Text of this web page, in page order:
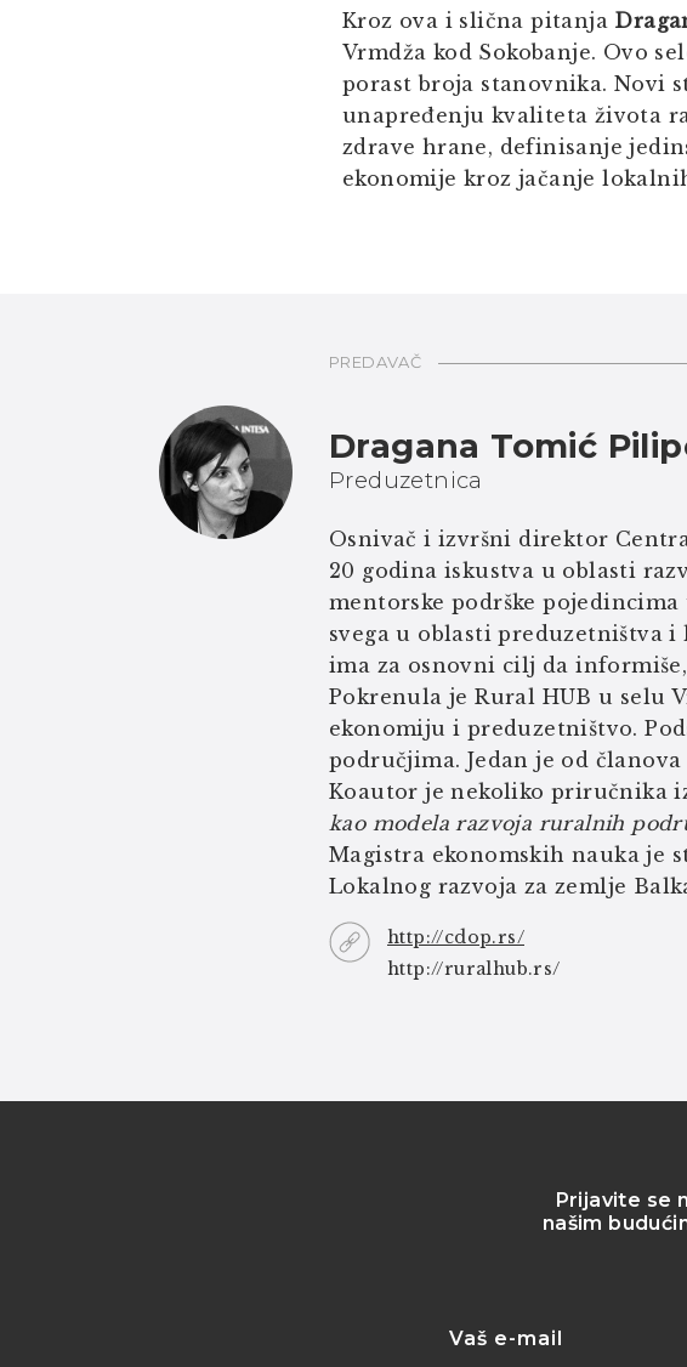
Kroz ova i slična pitanja
Vrmdža kod Sokobanje. Ovo
porast broja stanovnika. Novi
unapređenju kvaliteta života
zdrave hrane, definisanje
ekonomije kroz jačanje
PREDAVAČ
Dragana Tomić
Preduzetnica
Osnivač i izvršni direktor
20 godina iskustva u oblasti
mentorske podrške
svega u oblasti preduzetništva
ima za osnovni cilj da
Pokrenula je Rural HUB u selu
ekonomiju i preduzetništvo.
područjima. Jedan je od
Koautor je nekoliko priručnika
kao modela razvoja ruralnih
Magistra ekonomskih nauka je
Lokalnog razvoja za zemlje
http://cdop.rs/
http://ruralhub.rs/
Prijavite se
našim